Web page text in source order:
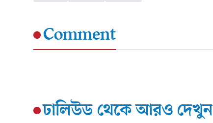
Comment
ঢালিউড থেকে আরও দেখুন